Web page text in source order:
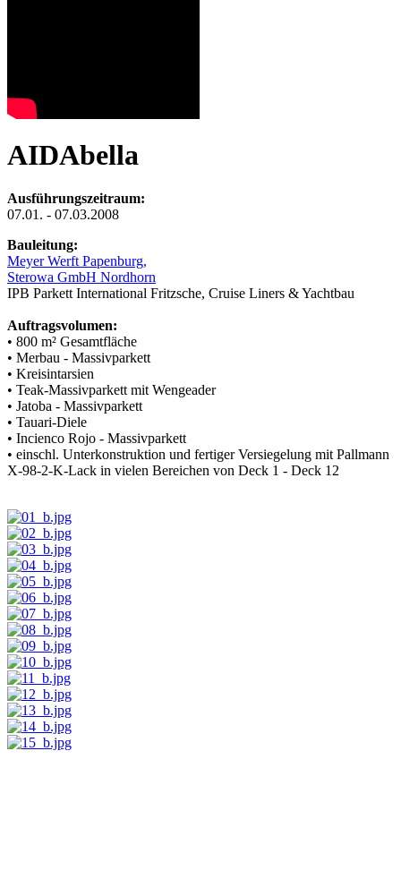
AIDAbella
Ausführungszeitraum:
07.01. - 07.03.2008
Bauleitung:
Meyer Werft Papenburg,
Sterowa GmbH Nordhorn
IPB Parkett International Fritzsche, Cruise Liners & Yachtbau
Auftragsvolumen:
• 800 m² Gesamtfläche
• Merbau - Massivparkett
• Kreisintarsien
• Teak-Massivparkett mit Wengeader
• Jatoba - Massivparkett
• Tauari-Diele
• Incienco Rojo - Massivparkett
• einschl. Unterkonstruktion und fertiger Versiegelung mit Pallmann
X-98-2-K-Lack in vielen Bereichen von Deck 1 - Deck 12